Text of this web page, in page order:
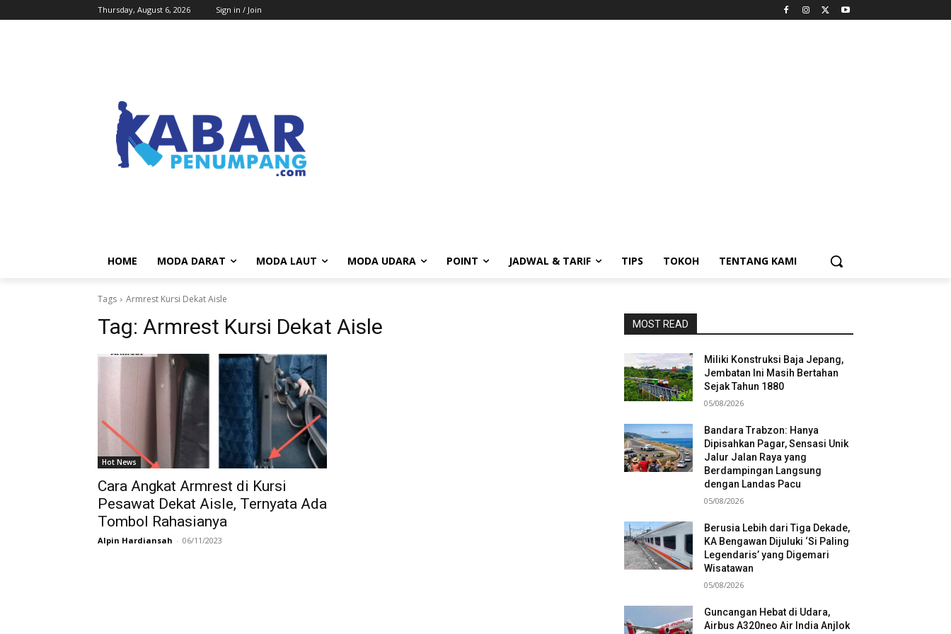
Thursday, August 6, 2026 Sign in / Join
HOME MODA DARAT MODA LAUT MODA UDARA POINT JADWAL & TARIF TIPS TOKOH TENTANG KAMI
Tags Armrest Kursi Dekat Aisle
Tag: Armrest Kursi Dekat Aisle
Hot News
Cara Angkat Armrest di Kursi
Pesawat Dekat Aisle, Ternyata Ada
Tombol Rahasianya
Alpin Hardiansah - 06/11/2023
MOST READ
Miliki Konstruksi Baja Jepang,
Jembatan Ini Masih Bertahan
Sejak Tahun 1880
05/08/2026
Bandara Trabzon: Hanya
Dipisahkan Pagar, Sensasi Unik
Jalur Jalan Raya yang
Berdampingan Langsung
dengan Landas Pacu
05/08/2026
Berusia Lebih dari Tiga Dekade,
KA Bengawan Dijuluki ‘Si Paling
Legendaris’ yang Digemari
Wisatawan
05/08/2026
Guncangan Hebat di Udara,
Airbus A320neo Air India Anjlok